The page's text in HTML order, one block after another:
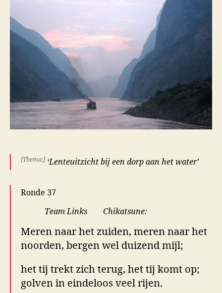
[Thema:] ‘Lenteuitzicht bij een dorp aan het water’
Ronde 37
Team Links Chikatsune:
Meren naar het zuiden, meren naar het
noorden, bergen wel duizend mijl;
het tij trekt zich terug, het tij komt op;
golven in eindeloos veel rijen.